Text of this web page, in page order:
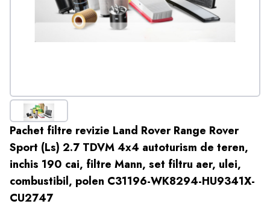
Pachet filtre revizie Land Rover Range Rover
Sport (Ls) 2.7 TDVM 4x4 autoturism de teren,
inchis 190 cai, filtre Mann, set filtru aer, ulei,
combustibil, polen C31196-WK8294-HU9341X-
CU2747